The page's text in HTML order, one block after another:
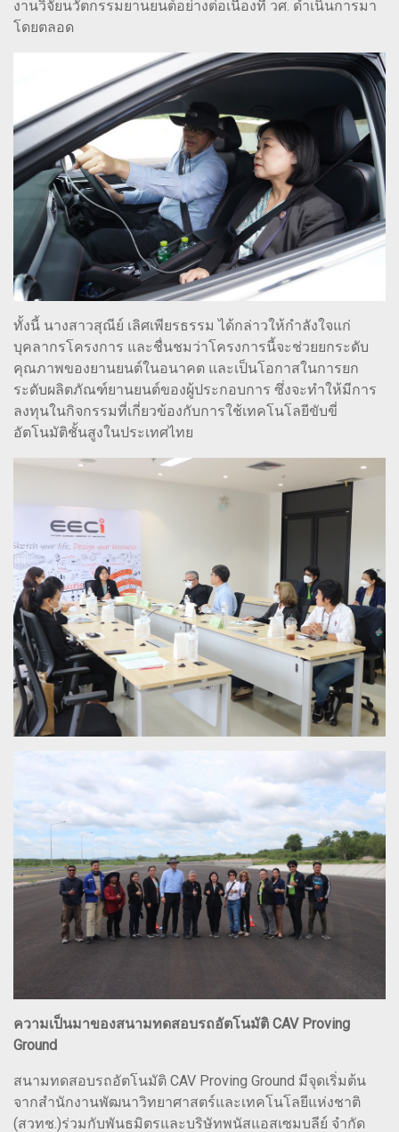
งานวิจัยนวัตกรรมยานยนต์อย่างต่อเนื่องที่ วศ. ดำเนินการมา
โดยตลอด
ทั้งนี้ นางสาวสุณีย์ เลิศเพียรธรรม ได้กล่าวให้กำลังใจแก่
บุคลากรโครงการ และชื่นชมว่าโครงการนี้จะช่วยยกระดับ
คุณภาพของยานยนต์ในอนาคต และเป็นโอกาสในการยก
ระดับผลิตภัณฑ์ยานยนต์ของผู้ประกอบการ ซึ่งจะทำให้มีการ
ลงทุนในกิจกรรมที่เกี่ยวข้องกับการใช้เทคโนโลยีขับขี่
อัตโนมัติชั้นสูงในประเทศไทย
ความเป็นมาของสนามทดสอบรถอัตโนมัติ CAV Proving
Ground
สนามทดสอบรถอัตโนมัติ CAV Proving Ground มีจุดเริ่มต้น
จากสำนักงานพัฒนาวิทยาศาสตร์และเทคโนโลยีแห่งชาติ
(สวทช.)ร่วมกับพันธมิตรและบริษัทพนัสแอสเซมบลีย์ จำกัด